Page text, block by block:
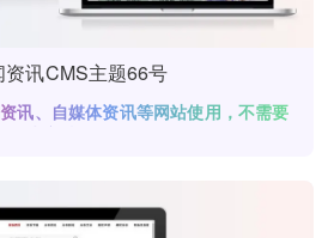
讯CMS主题66号
讯、自媒体资讯等网站使用，不需要
绑定域名